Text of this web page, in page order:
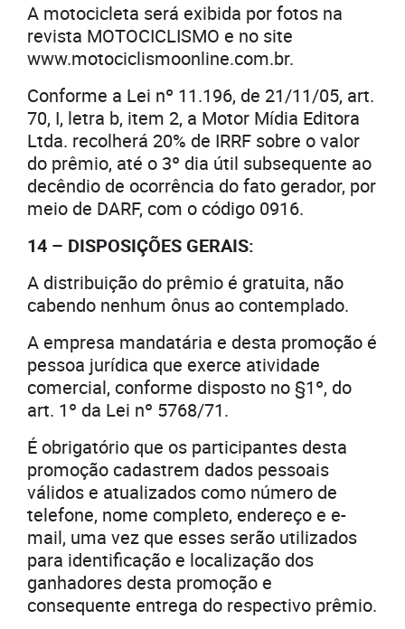
A motocicleta será exibida por fotos na
revista MOTOCICLISMO e no site
www.motociclismoonline.com.br.
Conforme a Lei nº 11.196, de 21/11/05, art.
70, I, letra b, item 2, a Motor Mídia Editora
Ltda. recolherá 20% de IRRF sobre o valor
do prêmio, até o 3º dia útil subsequente ao
decêndio de ocorrência do fato gerador, por
meio de DARF, com o código 0916.
14 – DISPOSIÇÕES GERAIS:
A distribuição do prêmio é gratuita, não
cabendo nenhum ônus ao contemplado.
A empresa mandatária e desta promoção é
pessoa jurídica que exerce atividade
comercial, conforme disposto no §1º, do
art. 1º da Lei nº 5768/71.
É obrigatório que os participantes desta
promoção cadastrem dados pessoais
válidos e atualizados como número de
telefone, nome completo, endereço e e-
mail, uma vez que esses serão utilizados
para identificação e localização dos
ganhadores desta promoção e
consequente entrega do respectivo prêmio.